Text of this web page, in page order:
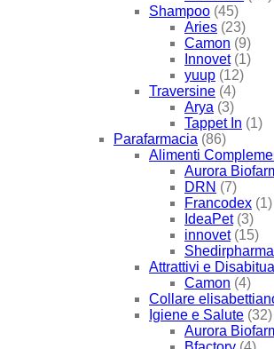
Shampoo (45)
Aries (23)
Camon (9)
Innovet (1)
yuup (12)
Traversine (4)
Arya (3)
Tappet In (1)
Parafarmacia (86)
Alimenti
Aurora
DRN (7)
Francodex (1)
IdeaPet (3)
innovet (15)
Shedirpharma
Attrattivi e
Camon (4)
Collare
Igiene e Salute (32)
Aurora